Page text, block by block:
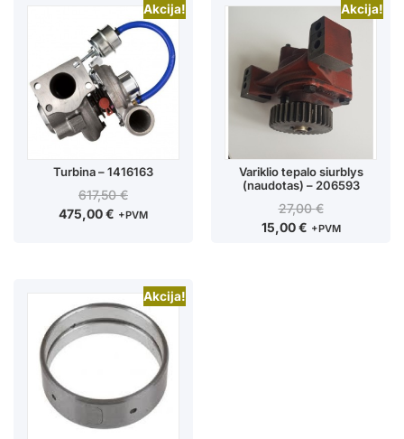
Akcija!
Turbina – 1416163
617,50€
475,00€ +PVM
Akcija!
Variklio tepalo siurblys
(naudotas) – 206593
27,00€
15,00€ +PVM
Akcija!